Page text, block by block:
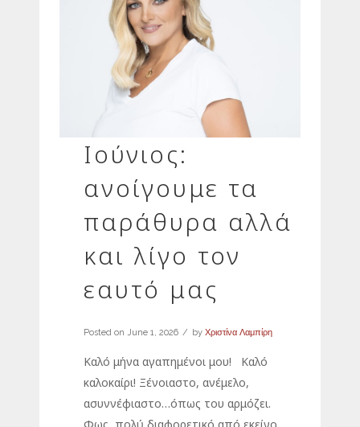
Ιούνιος:
ανοίγουμε τα
παράθυρα αλλά
και λίγο τον
εαυτό μας
Posted on June 1, 2026 by Χριστίνα Λαμπίρη
Καλό μήνα αγαπημένοι μου! Καλό
καλοκαίρι! Ξένοιαστο, ανέμελο,
ασυννέφιαστο…όπως του αρμόζει.